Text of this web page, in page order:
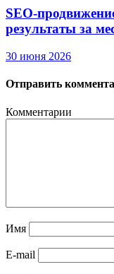
SEO-
результаты за
30 июня 2026
Отправить
Комментарии
Имя
E-mail